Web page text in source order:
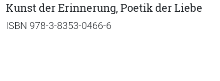
Kunst der Erinnerung, Poetik der Liebe
ISBN 978-3-8353-0466-6